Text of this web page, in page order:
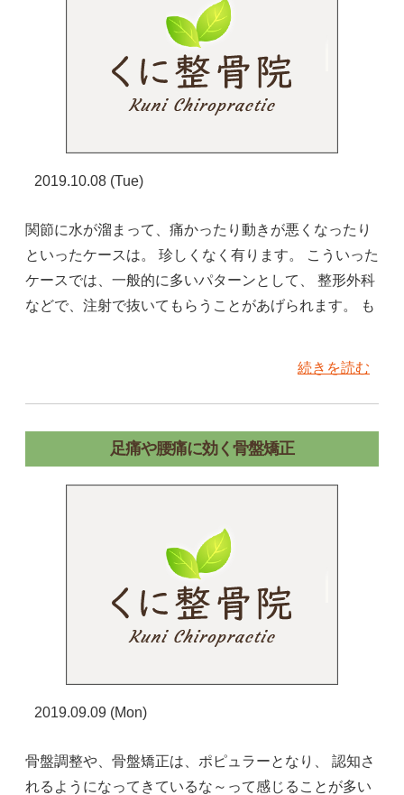
2019.10.08 (Tue)
関節に水が溜まって、痛かったり動きが悪くなったり
といったケースは。 珍しくなく有ります。 こういった
ケースでは、一般的に多いパターンとして、 整形外科
などで、注射で抜いてもらうことがあげられます。 も
続きを読む
足痛や腰痛に効く骨盤矯正
2019.09.09 (Mon)
骨盤調整や、骨盤矯正は、ポピュラーとなり、 認知さ
れるようになってきているな～って感じることが多い